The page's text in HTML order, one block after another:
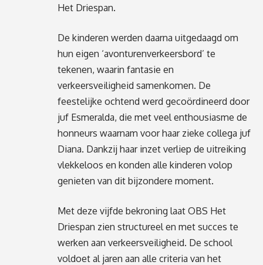
Het Driespan.
De kinderen werden daarna uitgedaagd om
hun eigen ‘avonturenverkeersbord’ te
tekenen, waarin fantasie en
verkeersveiligheid samenkomen. De
feestelijke ochtend werd gecoördineerd door
juf Esmeralda, die met veel enthousiasme de
honneurs waarnam voor haar zieke collega juf
Diana. Dankzij haar inzet verliep de uitreiking
vlekkeloos en konden alle kinderen volop
genieten van dit bijzondere moment.
Met deze vijfde bekroning laat OBS Het
Driespan zien structureel en met succes te
werken aan verkeersveiligheid. De school
voldoet al jaren aan alle criteria van het